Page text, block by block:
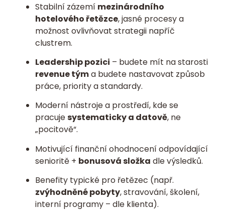
Stabilní zázemí mezinárodního
hotelového řetězce, jasné procesy a
možnost ovlivňovat strategii napříč
clustrem.
Leadership pozici – budete mít na starosti
revenue týma budete nastavovat způsob
práce, priority a standardy.
Moderní nástroje a prostředí, kde se
pracujesystematicky a datově, ne
„pocitově“.
Motivující finanční ohodnocení odpovídající
senioritě + bonusová složka dle výsledků.
Benefity typické pro řetězec (např.
zvýhodněné pobyty, stravování, školení,
interní programy – dle klienta).